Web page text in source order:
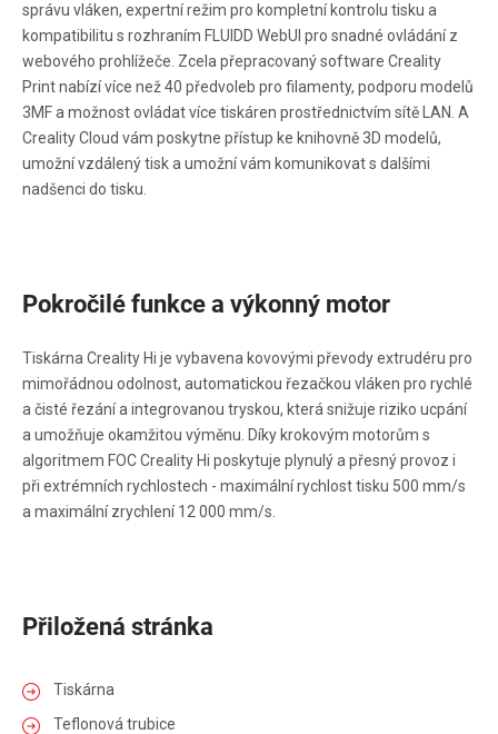
správu vláken, expertní režim pro kompletní kontrolu tisku a
kompatibilitu s rozhraním FLUIDD WebUI pro snadné ovládání z
webového prohlížeče. Zcela přepracovaný software Creality
Print nabízí více než 40 předvoleb pro filamenty, podporu modelů
3MF a možnost ovládat více tiskáren prostřednictvím sítě LAN. A
Creality Cloud vám poskytne přístup ke knihovně 3D modelů,
umožní vzdálený tisk a umožní vám komunikovat s dalšími
nadšenci do tisku.
Pokročilé funkce a výkonný motor
Tiskárna Creality Hi je vybavena kovovými převody extrudéru pro
mimořádnou odolnost, automatickou řezačkou vláken pro rychlé
a čisté řezání a integrovanou tryskou, která snižuje riziko ucpání
a umožňuje okamžitou výměnu. Díky krokovým motorům s
algoritmem FOC Creality Hi poskytuje plynulý a přesný provoz i
při extrémních rychlostech - maximální rychlost tisku 500 mm/s
a maximální zrychlení 12 000 mm/s.
Přiložená stránka
Tiskárna
Teflonová trubice